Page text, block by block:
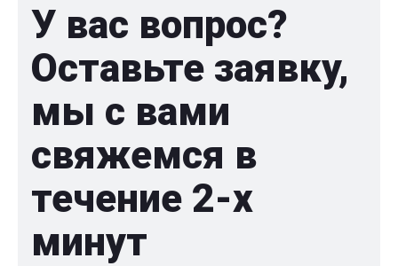
У вас вопрос?
Оставьте заявку,
мы с вами
свяжемся в
течение 2-x
минут